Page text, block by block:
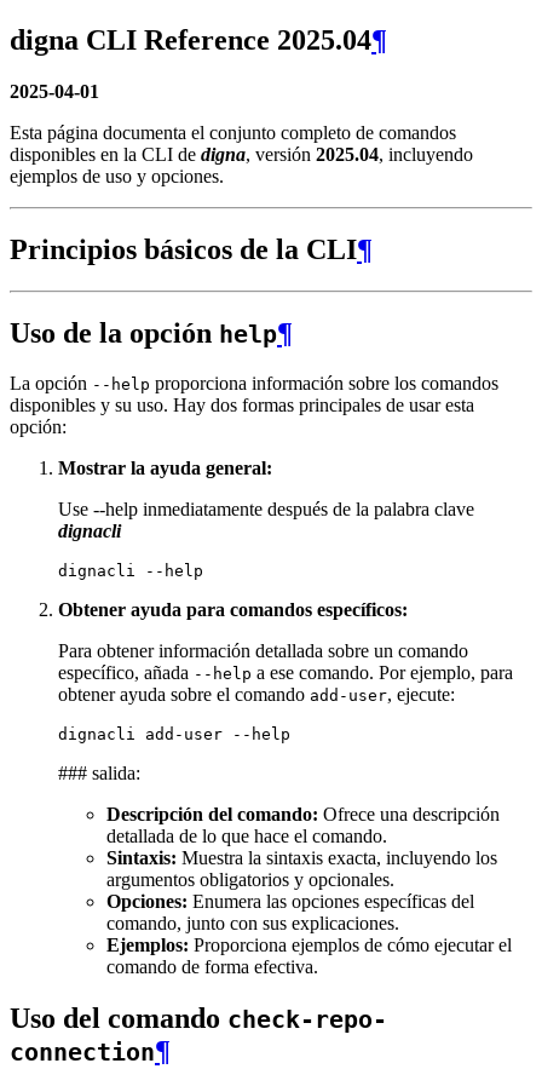
digna CLI Reference 2025.04¶
2025-04-01
Esta página documenta el conjunto completo de comandos
disponibles en la CLI de digna, versión 2025.04, incluyendo
ejemplos de uso y opciones.
Principios básicos de la CLI¶
Uso de la opción help¶
La opción --help proporciona información sobre los comandos
disponibles y su uso. Hay dos formas principales de usar esta
opción:
Mostrar la ayuda general:
Use --help inmediatamente después de la palabra clave
dignacli
dignacli
Obtener ayuda para comandos específicos:
Para obtener información detallada sobre un comando
específico, añada --help a ese comando. Por ejemplo, para
obtener ayuda sobre el comando add-user, ejecute:
dignacli add-user
### salida:
Descripción del comando: Ofrece una descripción
detallada de lo que hace el comando.
Sintaxis: Muestra la sintaxis exacta, incluyendo los
argumentos obligatorios y opcionales.
Opciones: Enumera las opciones específicas del
comando, junto con sus explicaciones.
Ejemplos: Proporciona ejemplos de cómo ejecutar el
comando de forma efectiva.
Uso del comando check-repo-
connection¶